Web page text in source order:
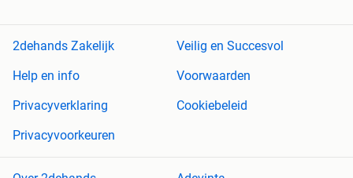
2dehands Zakelijk
Veilig en Succesvol
Help en info
Voorwaarden
Privacyverklaring
Cookiebeleid
Privacyvoorkeuren